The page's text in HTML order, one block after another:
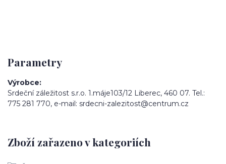
Parametry
Výrobce
Srdeční záležitost s.r.o. 1.máje103/12 Liberec, 460 07. Tel.:
775 281 770, e-mail: srdecni-zalezitost@centrum.cz
Zboží zařazeno v kategoriích